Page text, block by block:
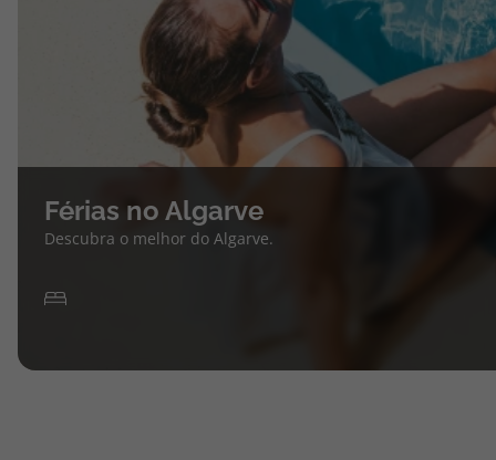
Férias no Algarve
Descubra o melhor do Algarve.